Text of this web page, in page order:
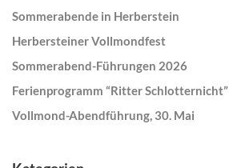
Sommerabende in Herberstein
Herbersteiner Vollmondfest
Sommerabend-Führungen 2026
Ferienprogramm “Ritter Schlotternicht”
Vollmond-Abendführung, 30. Mai